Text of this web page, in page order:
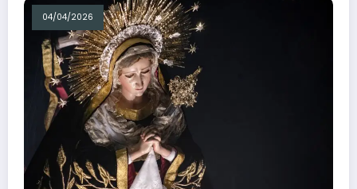
04/04/2026